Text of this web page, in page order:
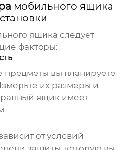
мобильного ящика
ящика следует
факторы:
предметы вы планируете
их размеры и
ящик имеет
от условий